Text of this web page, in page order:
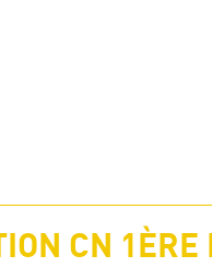
CN 1ÈRE